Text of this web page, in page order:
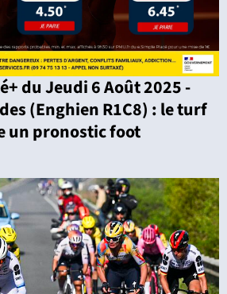
du Jeudi 6 Août 2025 -
(Enghien R1C8) : le turf
un pronostic foot